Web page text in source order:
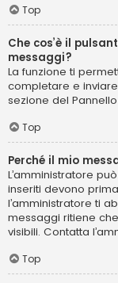
Top
Che cos’è il
messaggi?
La funzione ti
completare e
sezione del
Top
Perché il mio
L’amministratore
inseriti devono
l’amministratore ti
messaggi ritiene
visibili. Contatta
Top